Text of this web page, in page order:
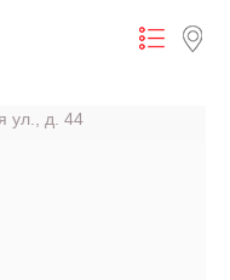
ул., д. 44